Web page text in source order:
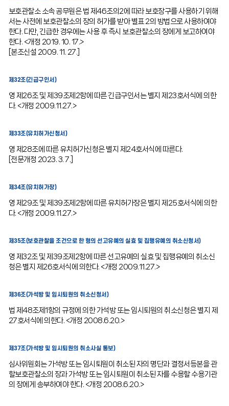
보호관찰소 소속 공무원은 법 제46조의2에 따라 보호장구를 사용하기 위해
서는 사전에 보호관찰소의 장의 허가를 받아 별표 2의 방법으로 사용하여야
한다. 다만, 긴급한 경우에는 사용 후 즉시 보호관찰소의 장에게 보고하여야
한다. <개정 2019. 10. 17.>
[본조신설 2009. 11. 27.]
제32조(긴급구인서)
영 제26조 및 제39조제2항에 따른 긴급구인서는 별지 제23호서식에 의한
다. <개정 2009.11.27.>
제33조(유치허가신청서)
영 제28조에 따른 유치허가신청은 별지 제24호서식에 따른다.
[전문개정 2023. 3. 7.]
제34조(유치허가장)
영 제29조 및 제39조제2항에 따른 유치허가장은 별지 제25호서식에 의한
다. <개정 2009.11.27.>
제35조(보호관찰을 조건으로 한 형의 선고유예의 실효 및 집행유예의 취소신청서)
영 제32조 및 제39조제2항에 따른 선고유예의 실효 및 집행유예의 취소신
청은 별지 제26호서식에 의한다. <개정 2009.11.27.>
제36조(가석방 및 임시퇴원의 취소신청서)
법 제48조제1항의 규정에 의한 가석방 또는 임시퇴원의 취소신청은 별지 제
27호서식에 의한다. <개정 2008.6.20.>
제37조(가석방 및 임시퇴원의 취소사실 통보)
심사위원회는 가석방 또는 임시퇴원이 취소된 자의 명단과 결정서등본을 관
할보호관찰소의 장과 가석방 또는 임시퇴원이 취소된 자를 수용할 수용기관
의 장에게 송부하여야 한다. <개정 2008.6.20.>